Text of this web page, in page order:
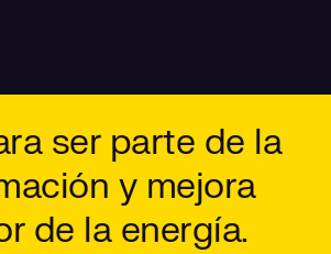
ser parte de la
y mejora
de la energía.